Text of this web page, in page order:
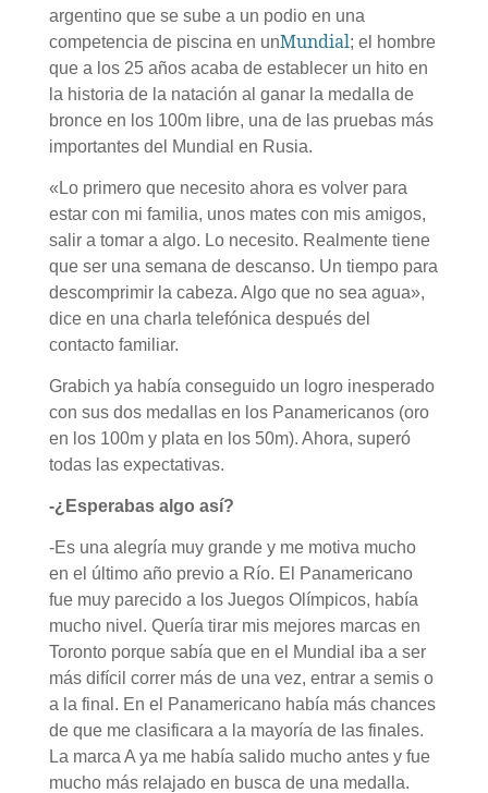
argentino que se sube a un podio en una
competencia de piscina en unMundial; el hombre
que a los 25 años acaba de establecer un hito en
la historia de la natación al ganar la medalla de
bronce en los 100m libre, una de las pruebas más
importantes del Mundial en Rusia.
«Lo primero que necesito ahora es volver para
estar con mi familia, unos mates con mis amigos,
salir a tomar a algo. Lo necesito. Realmente tiene
que ser una semana de descanso. Un tiempo para
descomprimir la cabeza. Algo que no sea agua»,
dice en una charla telefónica después del
contacto familiar.
Grabich ya había conseguido un logro inesperado
con sus dos medallas en los Panamericanos (oro
en los 100m y plata en los 50m). Ahora, superó
todas las expectativas.
-¿Esperabas algo así?
-Es una alegría muy grande y me motiva mucho
en el último año previo a Río. El Panamericano
fue muy parecido a los Juegos Olímpicos, había
mucho nivel. Quería tirar mis mejores marcas en
Toronto porque sabía que en el Mundial iba a ser
más difícil correr más de una vez, entrar a semis o
a la final. En el Panamericano había más chances
de que me clasificara a la mayoría de las finales.
La marca A ya me había salido mucho antes y fue
mucho más relajado en busca de una medalla.